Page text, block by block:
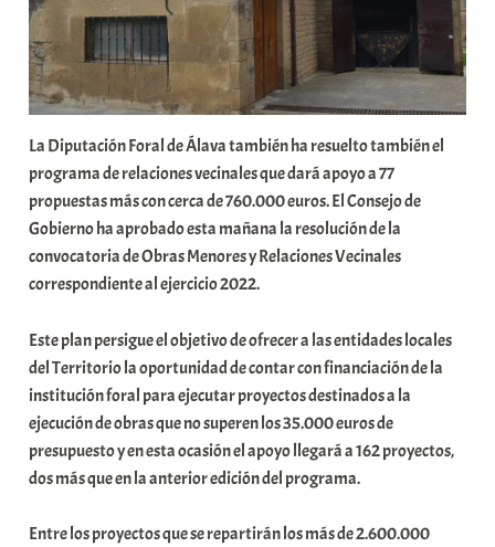
i
o
a
K
o
m
u
n
i
a
t
e
a
La Diputación Foral de Álava también ha resuelto también el
programa de relaciones vecinales que dará apoyo a 77
propuestas más con cerca de 760.000 euros. El Consejo de
Gobierno ha aprobado esta mañana la resolución de la
convocatoria de Obras Menores y Relaciones Vecinales
correspondiente al ejercicio 2022.
Este plan persigue el objetivo de ofrecer a las entidades locales
del Territorio la oportunidad de contar con financiación de la
institución foral para ejecutar proyectos destinados a la
ejecución de obras que no superen los 35.000 euros de
presupuesto y en esta ocasión el apoyo llegará a 162 proyectos,
dos más que en la anterior edición del programa.
Entre los proyectos que se repartirán los más de 2.600.000